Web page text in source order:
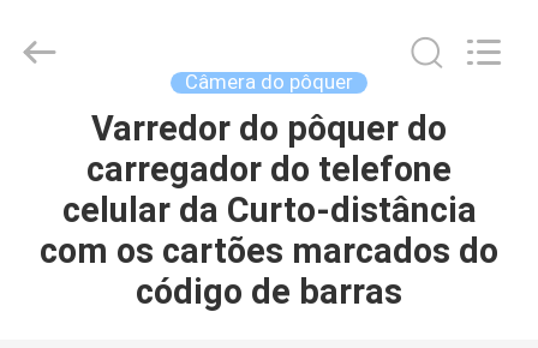
PRODUTOS
Cheat
Center.
Câmera do pôquer
Varredor do pôquer do
carregador do telefone
celular da Curto-distância
com os cartões marcados do
código de barras